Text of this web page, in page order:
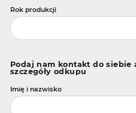
Rok produkcji
Podaj nam kontakt do
szczegóły odkupu
Imię i nazwisko